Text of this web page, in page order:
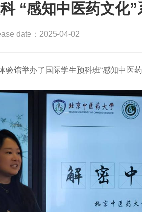
“感知中医药文化
date：2025-04-02
馆举办了国际学生预科班“感知中医